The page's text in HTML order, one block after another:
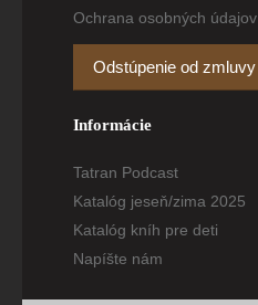
Ochrana osobných údajov
Odstúpenie od zmluvy
Informácie
Tatran Podcast
Katalóg jeseň/zima 2025
Katalóg kníh pre deti
Napíšte nám